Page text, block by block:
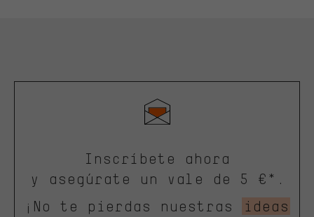
Inscríbete ahora
y asegúrate un vale de 5 €*.
¡No te pierdas nuestras
ideas